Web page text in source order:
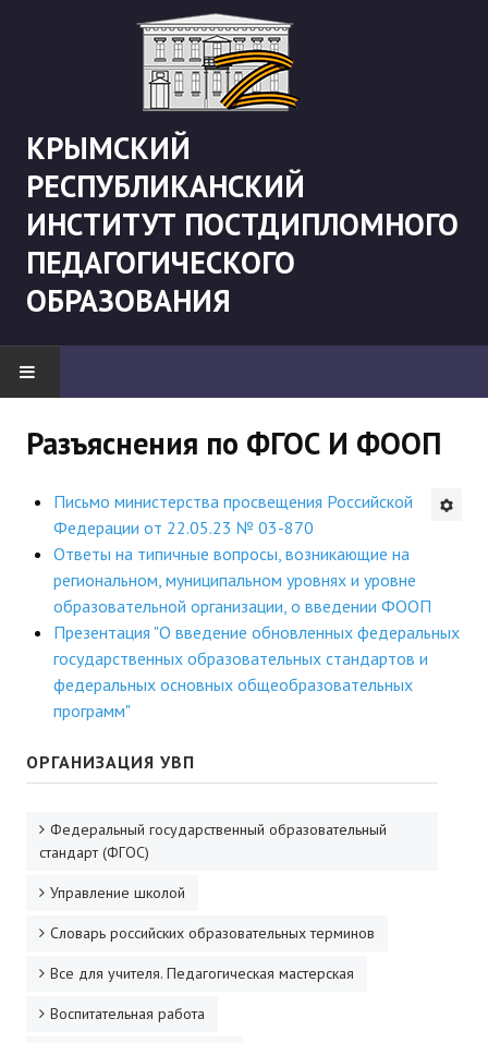
КРЫМСКИЙ
РЕСПУБЛИКАНСКИЙ
ИНСТИТУТ ПОСТДИПЛОМНОГО
ПЕДАГОГИЧЕСКОГО
ОБРАЗОВАНИЯ
Будни института
ИНСТИТУТ
Противодействие коррупции
В ПОМОЩЬ УЧИТЕЛЮ
Организация УВП
ГИА
Карта ГИА РК
ДПО
Разъяснения по ФГОС И ФООП
Письмо министерства просвещения Российской
Федерации от 22.05.23 № 03-870
Ответы на типичные вопросы, возникающие на
региональном, муниципальном уровнях и уровне
образовательной организации, о введении ФООП
Презентация "О введение обновленных федеральных
государственных образовательных стандартов и
федеральных основных общеобразовательных
программ"
ОРГАНИЗАЦИЯ УВП
Федеральный государственный образовательный
стандарт (ФГОС)
Управление школой
Словарь российских образовательных терминов
Все для учителя. Педагогическая мастерская
Воспитательная работа